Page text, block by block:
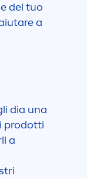
del tuo
a
dia una
prodotti
a